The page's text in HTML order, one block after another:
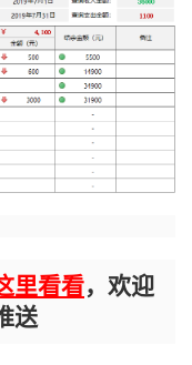
里看看，欢迎
送